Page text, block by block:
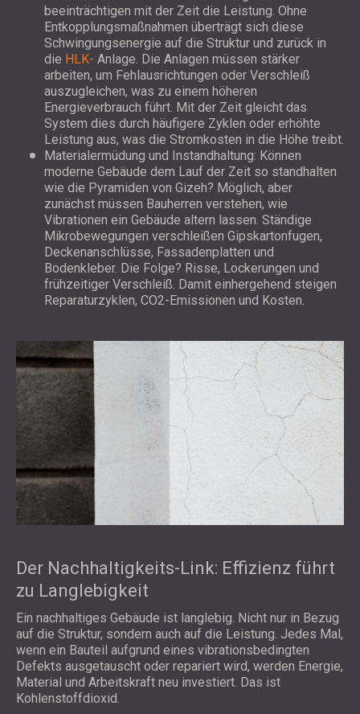
beeinträchtigen mit der Zeit die Leistung. Ohne
Entkopplungsmaßnahmen überträgt sich diese
Schwingungsenergie auf die Struktur und zurück in
die HLK- Anlage. Die Anlagen müssen stärker
arbeiten, um Fehlausrichtungen oder Verschleiß
auszugleichen, was zu einem höheren
Energieverbrauch führt. Mit der Zeit gleicht das
System dies durch häufigere Zyklen oder erhöhte
Leistung aus, was die Stromkosten in die Höhe treibt.
Materialermüdung und Instandhaltung: Können
moderne Gebäude dem Lauf der Zeit so standhalten
wie die Pyramiden von Gizeh? Möglich, aber
zunächst müssen Bauherren verstehen, wie
Vibrationen ein Gebäude altern lassen. Ständige
Mikrobewegungen verschleißen Gipskartonfugen,
Deckenanschlüsse, Fassadenplatten und
Bodenkleber. Die Folge? Risse, Lockerungen und
frühzeitiger Verschleiß. Damit einhergehend steigen
Reparaturzyklen, CO2-Emissionen und Kosten.
Der Nachhaltigkeits-Link: Effizienz führt
zu Langlebigkeit
Ein nachhaltiges Gebäude ist langlebig. Nicht nur in Bezug
auf die Struktur, sondern auch auf die Leistung. Jedes Mal,
wenn ein Bauteil aufgrund eines vibrationsbedingten
Defekts ausgetauscht oder repariert wird, werden Energie,
Material und Arbeitskraft neu investiert. Das ist
Kohlenstoffdioxid.